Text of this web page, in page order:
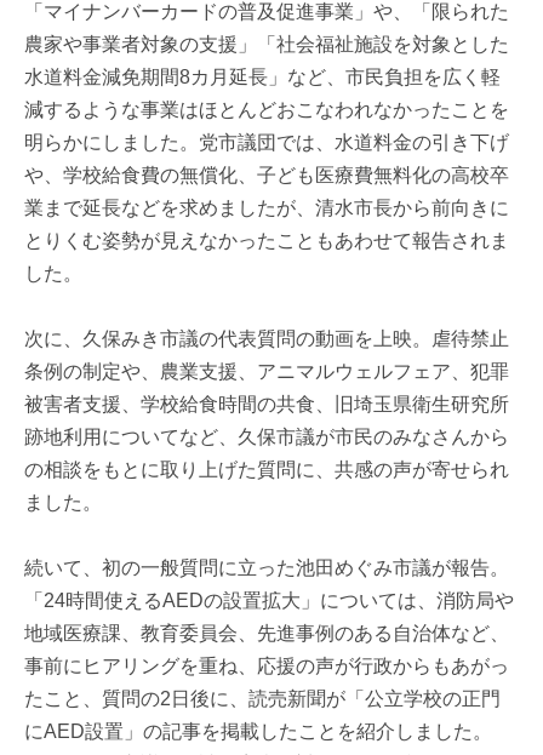
「マイナンバーカードの普及促進事業」や、「限られた
農家や事業者対象の支援」「社会福祉施設を対象とした
水道料金減免期間8カ月延長」など、市民負担を広く軽
減するような事業はほとんどおこなわれなかったことを
明らかにしました。党市議団では、水道料金の引き下げ
や、学校給食費の無償化、子ども医療費無料化の高校卒
業まで延長などを求めましたが、清水市長から前向きに
とりくむ姿勢が見えなかったこともあわせて報告されま
した。
次に、久保みき市議の代表質問の動画を上映。虐待禁止
条例の制定や、農業支援、アニマルウェルフェア、犯罪
被害者支援、学校給食時間の共食、旧埼玉県衛生研究所
跡地利用についてなど、久保市議が市民のみなさんから
の相談をもとに取り上げた質問に、共感の声が寄せられ
ました。
続いて、初の一般質問に立った池田めぐみ市議が報告。
「24時間使えるAEDの設置拡大」については、消防局や
地域医療課、教育委員会、先進事例のある自治体など、
事前にヒアリングを重ね、応援の声が行政からもあがっ
たこと、質問の2日後に、読売新聞が「公立学校の正門
にAED設置」の記事を掲載したことを紹介しました。